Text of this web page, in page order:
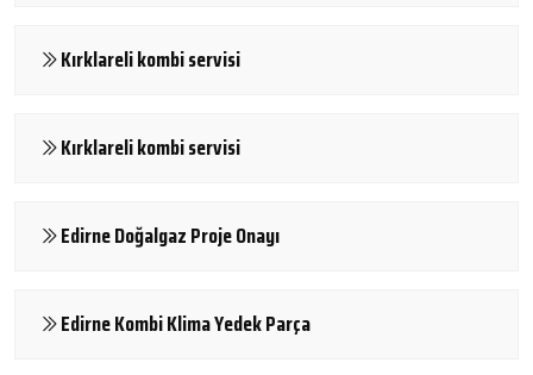
Kırklareli kombi servisi
Kırklareli kombi servisi
Edirne Doğalgaz Proje Onayı
Edirne Kombi Klima Yedek Parça